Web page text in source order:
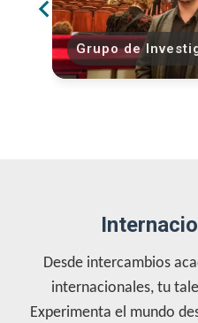
Grupo de
Desde intercambios
internacionales, tu
Experimenta el mundo